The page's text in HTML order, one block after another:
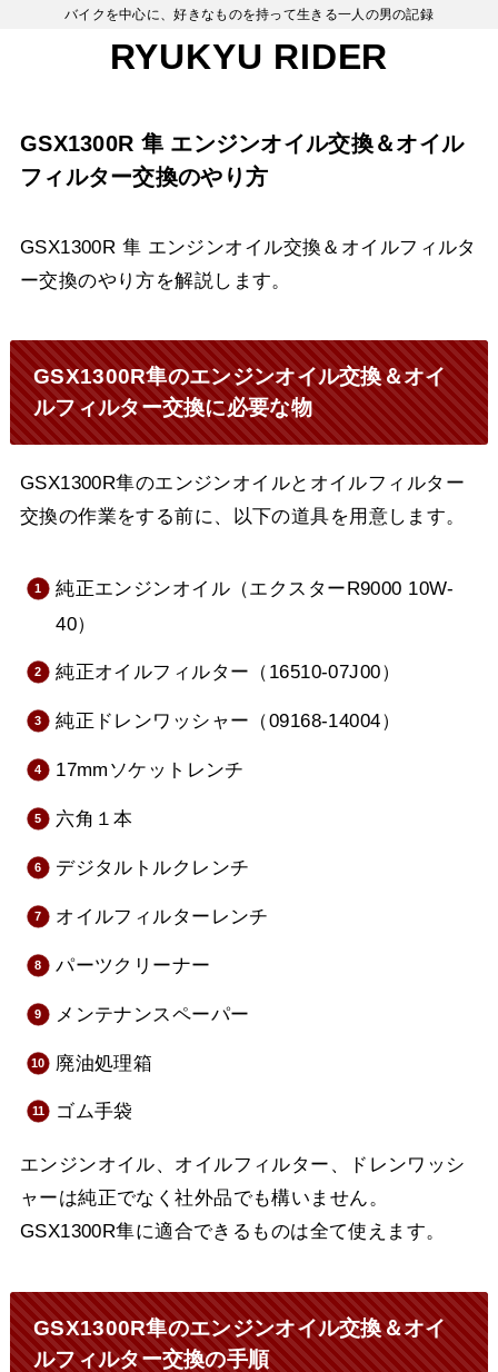
バイクを中心に、好きなものを持って生きる一人の男の記録
RYUKYU RIDER
GSX1300R 隼 エンジンオイル交換＆オイル
フィルター交換のやり方
GSX1300R 隼 エンジンオイル交換＆オイルフィルタ
ー交換のやり方を解説します。
GSX1300R隼のエンジンオイル交換＆オイ
ルフィルター交換に必要な物
GSX1300R隼のエンジンオイルとオイルフィルター
交換の作業をする前に、以下の道具を用意します。
純正エンジンオイル（エクスターR9000 10W-
40）
純正オイルフィルター（16510-07J00）
純正ドレンワッシャー（09168-14004）
17mmソケットレンチ
六角１本
デジタルトルクレンチ
オイルフィルターレンチ
パーツクリーナー
メンテナンスペーパー
廃油処理箱
ゴム手袋
エンジンオイル、オイルフィルター、ドレンワッシ
ャーは純正でなく社外品でも構いません。
GSX1300R隼に適合できるものは全て使えます。
GSX1300R隼のエンジンオイル交換＆オイ
ルフィルター交換の手順